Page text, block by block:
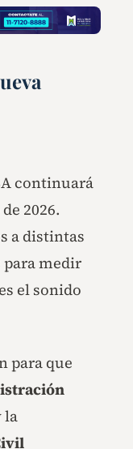
continuará
2026.
a distintas
para medir
el sonido
para que
la